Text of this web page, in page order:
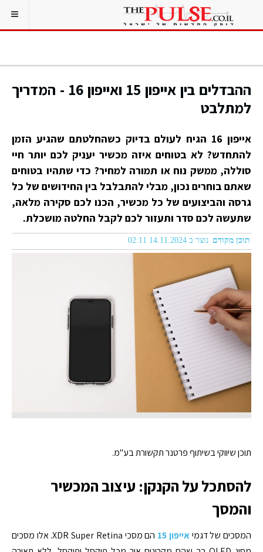
ההבדלים בין אייפון 15 ואייפון 16 - המדריך
למתלבט
אייפון 16 הגיח לעולם בדיוק כשהחלטתם שהגיע הזמן
להתחדש? לא בטוחים איזה מכשיר יעניק לכם יותר חיי
סוללה, ממשק נוח או תמורה למחיר? כדי שתהיו בטוחים
שאתם בוחרים נכון, מבלי להתבלבל בין החידושים של כל
גרסה והביצועים של כל מכשיר, הכנו לכם סקירה מלאה,
שתעשה לכם סדר ותעזור לכם לקבל החלטה מושכלת.
תוכן מקודם נוצר ב 14.11.2024 02:11
תוכן שיווקי בשיתוף פרטנר תקשורת בע"מ.
להסתכל על הקנקן: עיצוב המכשיר
והמסך
המסכים של דגמיאייפון 15
הם מסכי XDR Super Retina. אלו מסכים